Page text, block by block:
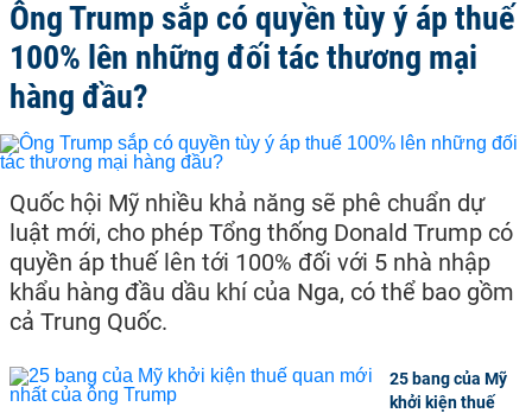
Ông Trump sắp có quyền tùy ý áp thuế
100% lên những đối tác thương mại
hàng đầu?
Quốc hội Mỹ nhiều khả năng sẽ phê chuẩn dự
luật mới, cho phép Tổng thống Donald Trump có
quyền áp thuế lên tới 100% đối với 5 nhà nhập
khẩu hàng đầu dầu khí của Nga, có thể bao gồm
cả Trung Quốc.
25 bang của Mỹ
khởi kiện thuế